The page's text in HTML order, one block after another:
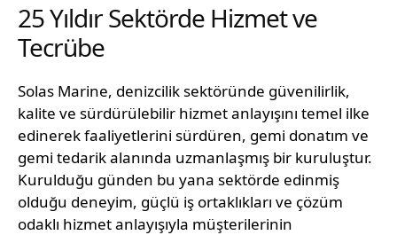
25 Yıldır Sektörde Hizmet ve
Tecrübe
Solas Marine, denizcilik sektöründe güvenilirlik,
kalite ve sürdürülebilir hizmet anlayışını temel ilke
edinerek faaliyetlerini sürdüren, gemi donatım ve
gemi tedarik alanında uzmanlaşmış bir kuruluştur.
Kurulduğu günden bu yana sektörde edinmiş
olduğu deneyim, güçlü iş ortaklıkları ve çözüm
odaklı hizmet anlayışıyla müşterilerinin